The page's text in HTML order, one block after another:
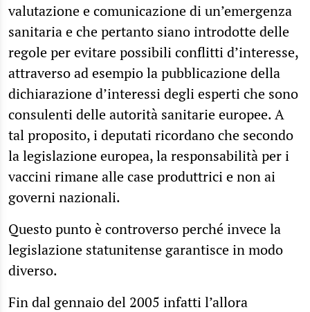
valutazione e comunicazione di un’emergenza
sanitaria e che pertanto siano introdotte delle
regole per evitare possibili conflitti d’interesse,
attraverso ad esempio la pubblicazione della
dichiarazione d’interessi degli esperti che sono
consulenti delle autorità sanitarie europee. A
tal proposito, i deputati ricordano che secondo
la legislazione europea, la responsabilità per i
vaccini rimane alle case produttrici e non ai
governi nazionali.
Questo punto è controverso perché invece la
legislazione statunitense garantisce in modo
diverso.
Fin dal gennaio del 2005 infatti l’allora